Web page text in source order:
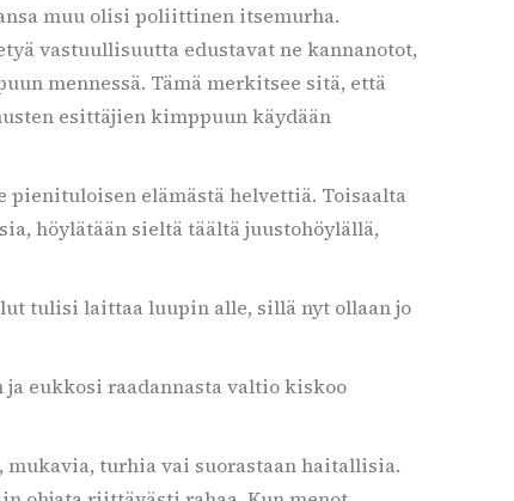
muu olisi poliittinen itsemurha.
vastuullisuutta edustavat ne kannanotot,
mennessä. Tämä merkitsee sitä, että
esittäjien kimppuun käydään
elämästä helvettiä. Toisaalta
höylätään sieltä täältä juustohöylällä,
tulisi laittaa luupin alle, sillä nyt ollaan jo
eukkosi raadannasta valtio kiskoo
turhia vai suorastaan haitallisia.